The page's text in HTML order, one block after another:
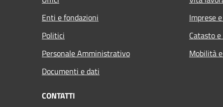
Enti e fondazioni
Politici
Personale Amministrativo
Documenti e dati
Imprese
Catasto
Mobilità
CONTATTI